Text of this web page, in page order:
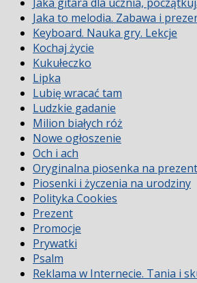
Jaka gitara dla ucznia,
Jaka to melodia. Zabawa i
Keyboard. Nauka gry. Lekcje
Kochaj życie
Kukułeczko
Lipka
Lubię wracać tam
Ludzkie gadanie
Milion białych róż
Nowe ogłoszenie
Och i ach
Oryginalna piosenka na prezent
Piosenki i życzenia na urodziny
Polityka Cookies
Prezent
Promocje
Prywatki
Psalm
Reklama w Internecie. Tania i